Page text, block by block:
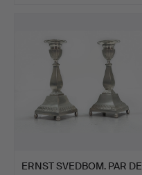
ERNST SVEDBOM. PAR DE